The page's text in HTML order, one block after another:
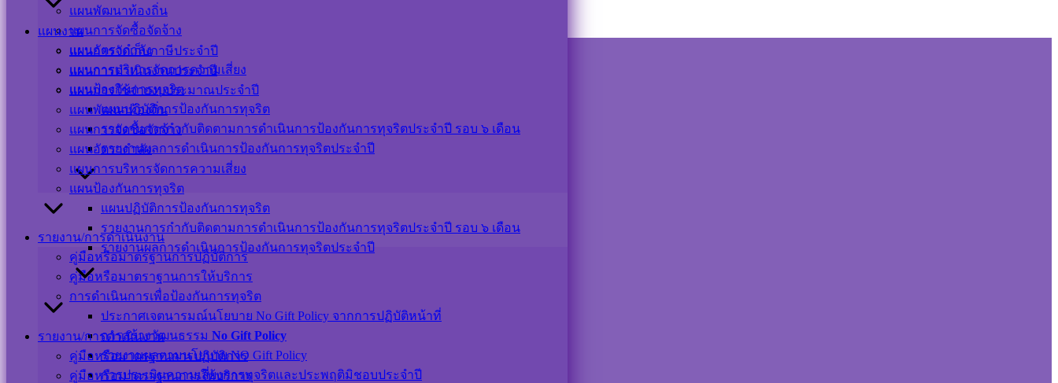
แผนพัฒนาท้องถิ่น
แผนการจัดซื้อจัดจ้าง
แผนอัตรากำลัง
แผนการบริหารจัดการความเสี่ยง
แผนป้องกันการทุจริต
แผนปฏิบัติการป้องกันการทุจริต
รายงานการกำกับติดตามการดำเนินการป้องกันการทุจริตประจำปี รอบ ๖ เดือน
รายงานผลการดำเนินการป้องกันการทุจริตประจำปี
รายงาน/การดำเนินงาน
คู่มือหรือมาตรฐานการปฏิบัติการ
คู่มือหรือมาตราฐานการให้บริการ
การดำเนินการเพื่อป้องกันการทุจริต
ประกาศเจตนารมณ์นโยบาย No Gift Policy จากการปฏิบัติหน้าที่
การสร้างวัฒนธรรม No Gift Policy
รายงานผลตามนโยบาย NO Gift Policy
การประเมินความเสี่ยงการทุจริตและประพฤติมิชอบประจำปี
แผนงาน
แผนการจัดเก็บภาษีประจำปี
แผนการดำเนินงานประจำปี
แผนการใช้จ่ายงบประมาณประจำปี
แผนพัฒนาท้องถิ่น
แผนการจัดซื้อจัดจ้าง
แผนอัตรากำลัง
แผนการบริหารจัดการความเสี่ยง
แผนป้องกันการทุจริต
แผนปฏิบัติการป้องกันการทุจริต
รายงานการกำกับติดตามการดำเนินการป้องกันการทุจริตประจำปี รอบ ๖ เดือน
รายงานผลการดำเนินการป้องกันการทุจริตประจำปี
รายงาน/การดำเนินงาน
คู่มือหรือมาตรฐานการปฏิบัติการ
คู่มือหรือมาตราฐานการให้บริการ
Visitor Counter
Users This Month : 275
Users This Year : 12044
Total Users : 39374
Who's Online : 1
Your IP Address : 216.73.216.15
Powered By WPS Visitor Counter
เครือข่ายสังคมออนไลน์
นโยบายเว็บไซต์
นโยบายการคุ้มครองข้อมูลส่วนบุคคล และการ